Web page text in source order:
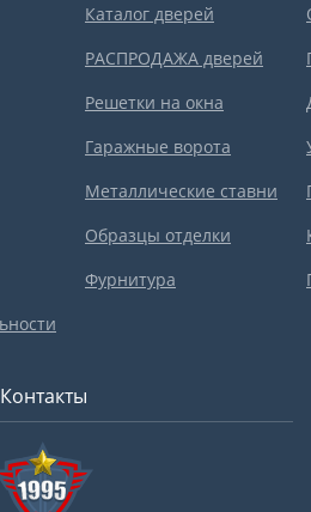
Каталог дверей
РАСПРОДАЖА дверей
Решетки на окна
Гаражные ворота
Металлические ставни
Образцы отделки
Фурнитура
Контакты